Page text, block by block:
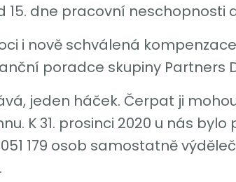
15. dne pracovní
i nově schválená
poradce skupiny Partners
jeden háček. Čerpat ji
K 31. prosinci 2020 u nás
179 osob samostatně